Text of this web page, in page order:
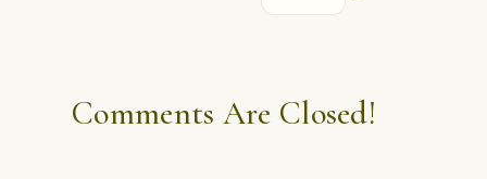
Comments Are Closed!